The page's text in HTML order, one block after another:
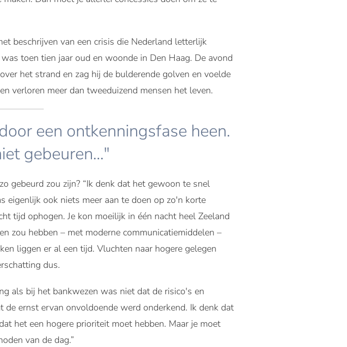
beschrijven van een crisis die Nederland letterlijk
toen tien jaar oud en woonde in Den Haag. De avond
het strand en zag hij de bulderende golven en voelde
verloren meer dan tweeduizend mensen het leven.
een ontkenningsfase heen.
gebeuren..."
gebeurd zou zijn? “Ik denk dat het gewoon te snel
eigenlijk ook niets meer aan te doen op zo'n korte
tijd ophogen. Je kon moeilijk in één nacht heel Zeeland
zou hebben – met moderne communicatiemiddelen –
liggen er al een tijd. Vluchten naar hogere gelegen
dus.
als bij het bankwezen was niet dat de risico's en
de ernst ervan onvoldoende werd onderkend. Ik denk dat
het een hogere prioriteit moet hebben. Maar je moet
van de dag.”